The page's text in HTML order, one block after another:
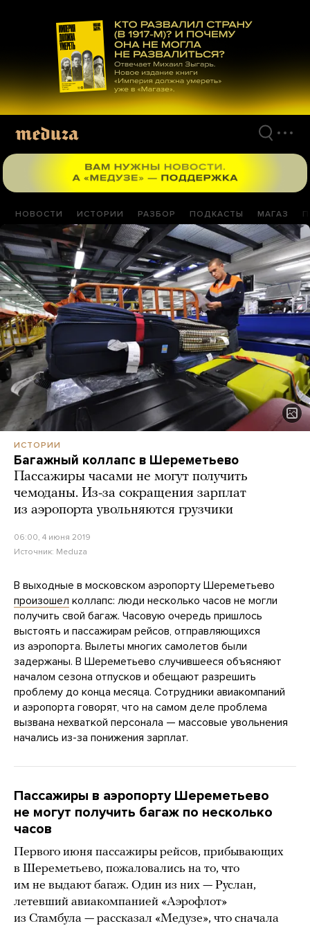
материалам
НОВОСТИ ИСТОРИИ РАЗБОР ПОДКАСТЫ МАГАЗ
ИСТОРИИ
Багажный коллапс в Шереметьево
Пассажиры часами не могут получить
чемоданы. Из-за сокращения зарплат
из аэропорта увольняются грузчики
06:00, 4 июня 2019
Источник: Meduza
В выходные в московском аэропорту Шереметьево
произошел коллапс: люди несколько часов не могли
получить свой багаж. Часовую очередь пришлось
выстоять и пассажирам рейсов, отправляющихся
из аэропорта. Вылеты многих самолетов были
задержаны. В Шереметьево случившееся объясняют
началом сезона отпусков и обещают разрешить
проблему до конца месяца. Сотрудники авиакомпаний
и аэропорта говорят, что на самом деле проблема
вызвана нехваткой персонала — массовые увольнения
начались из-за понижения зарплат.
Пассажиры в аэропорту Шереметьево
не могут получить багаж по несколько
часов
Первого июня пассажиры рейсов, прибывающих
в Шереметьево, пожаловались на то, что
им не выдают багаж. Один из них — Руслан,
летевший авиакомпанией «Аэрофлот»
из Стамбула — рассказал «Медузе», что сначала